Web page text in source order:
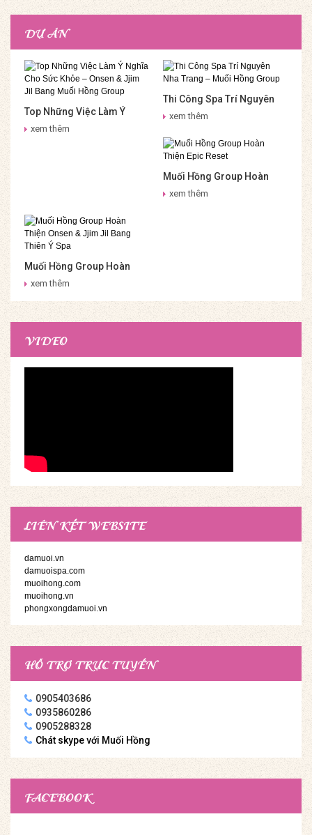
DỰ ÁN
Top Những Việc Làm Ý
Nghĩa Cho Sức Khỏe –
xem thêm
Thi Công Spa Trí Nguyên
Nha Trang – Muối Hồng
xem thêm
Muối Hồng Group Hoàn
Thiện Epic Reset
xem thêm
Muối Hồng Group Hoàn
Thiện Onsen & Jjim Jil
xem thêm
VIDEO
LIÊN KẾT WEBSITE
damuoi.vn
damuoispa.com
muoihong.com
muoihong.vn
phongxongdamuoi.vn
HỖ TRỢ TRỰC TUYẾN
0905403686
0935860286
0905288328
Chát skype với Muối Hồng
FACEBOOK